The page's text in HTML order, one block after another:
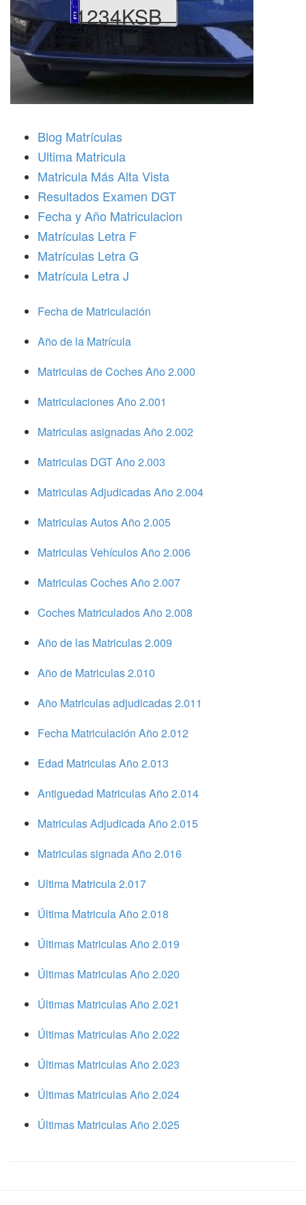
1234KSB
Blog Matrículas
Ultima Matricula
Matricula Más Alta Vista
Resultados Examen DGT
Fecha y Año Matriculacion
Matrículas Letra F
Matrículas Letra G
Matrícula Letra J
Fecha de Matriculación
Año de la Matrícula
Matriculas de Coches Año 2.000
Matriculaciones Año 2.001
Matriculas asignadas Año 2.002
Matriculas DGT Año 2.003
Matriculas Adjudicadas Año 2.004
Matriculas Autos Año 2.005
Matriculas Vehículos Año 2.006
Matriculas Coches Año 2.007
Coches Matriculados Año 2.008
Año de las Matriculas 2.009
Año de Matriculas 2.010
Año Matriculas adjudicadas 2.011
Fecha Matriculación Año 2.012
Edad Matriculas Año 2.013
Antiguedad Matriculas Año 2.014
Matriculas Adjudicada Año 2.015
Matriculas signada Año 2.016
Ultima Matricula 2.017
Última Matricula Año 2.018
Últimas Matriculas Año 2.019
Últimas Matriculas Año 2.020
Últimas Matriculas Año 2.021
Últimas Matriculas Año 2.022
Últimas Matriculas Año 2.023
Últimas Matriculas Año 2.024
Últimas Matriculas Año 2.025